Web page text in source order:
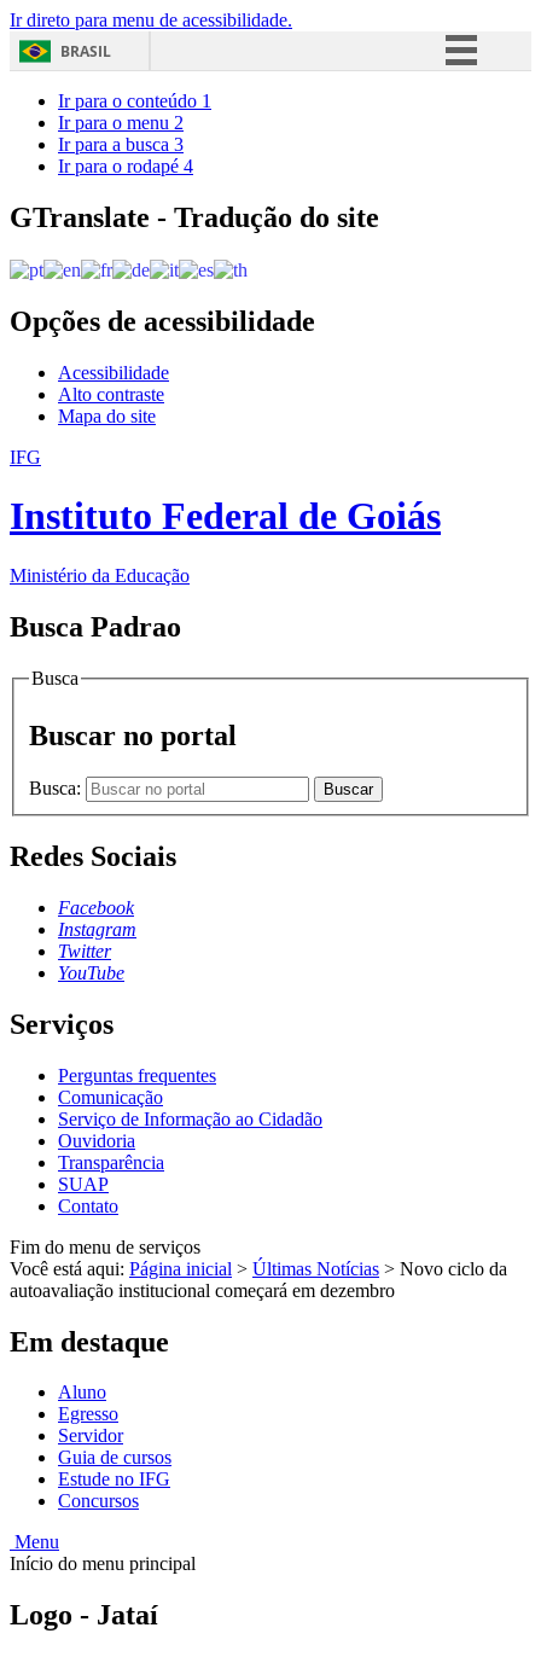
Ir direto para menu de acessibilidade.
BRASIL
Acesso à informação
Ir para o conteúdo 1
Ir para o menu 2
Ir para a busca 3
Ir para o rodapé 4
GTranslate - Tradução do site
Opções de acessibilidade
Acessibilidade
Alto contraste
Mapa do site
IFG
Instituto Federal de Goiás
Ministério da Educação
Busca Padrao
Busca
Buscar no portal
Busca: Buscar
Redes Sociais
Facebook
Instagram
Twitter
YouTube
Serviços
Perguntas frequentes
Comunicação
Serviço de Informação ao Cidadão
Ouvidoria
Transparência
SUAP
Contato
Fim do menu de serviços
Você está aqui: Página inicial > Últimas Notícias > Novo ciclo da
autoavaliação institucional começará em dezembro
Em destaque
Aluno
Egresso
Servidor
Guia de cursos
Estude no IFG
Concursos
Menu
Início do menu principal
Logo - Jataí